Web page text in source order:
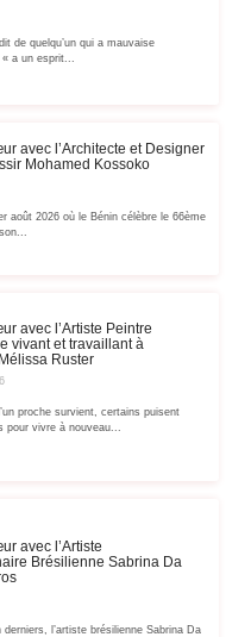
de quelqu’un qui a mauvaise
a un esprit...
avec l’Architecte et Designer
Mohamed Kossoko
août 2026 où le Bénin célèbre le 66ème
avec l’Artiste Peintre
vivant et travaillant à
Ruster
proche survient, certains puisent
pour vivre à nouveau...
avec l’Artiste
Brésilienne Sabrina Da
derniers, l’artiste brésilienne Sabrina Da